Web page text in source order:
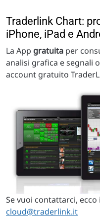
Traderlink Chart:
iPhone, iPad e
La App gratuita per
analisi grafica e segnali
account gratuito
Se vuoi contattarci,
cloud@traderlink.it